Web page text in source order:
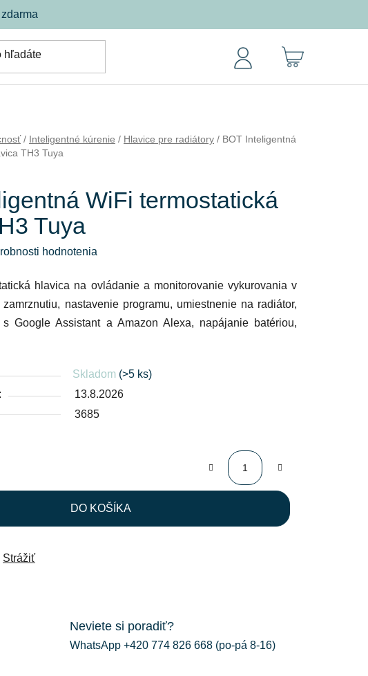
/ Inteligentné kúrenie / Hlavice pre radiátory / BOT Inteligentná
TH3 Tuya
WiFi termostatická
Tuya
hodnotenia
hlavica na ovládanie a monitorovanie vykurovania v
nastavenie programu, umiestnenie na radiátor,
Google Assistant a Amazon Alexa, napájanie batériou,
Skladom (>5 ks)
13.8.2026
3685
DO KOŠÍKA
Strážiť
Neviete si poradiť?
WhatsApp +420 774 826 668 (po-pá 8-16)